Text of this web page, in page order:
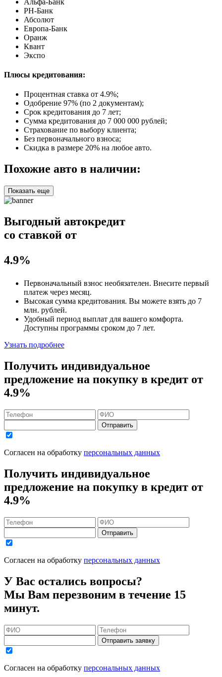
Альфа-Банк
РН-Банк
Абсолют
Европа-Банк
Оранж
Квант
Экспо
Плюсы кредитования:
Процентная ставка от 4.9%;
Одобрение 97% (по 2 документам);
Срок кредитования до 7 лет;
Сумма кредитования до 7 000 000 рублей;
Страхование по выбору клиента;
Без первоначального взноса;
Скидка в размере 20% на любое авто.
Похожие авто в наличии:
Показать еще
Выгодный автокредит
со ставкой от
4.9%
Первоначальный взнос необязателен. Внесите первый
платеж через месяц.
Высокая сумма кредитования. Вы можете взять до 7
млн. рублей.
Удобный период выплат для вашего комфорта.
Доступны программы сроком до 7 лет.
Узнать подробнее
Получить индивидуальное
предложение на покупку в кредит от
4.9%
Отправить
Согласен на обработку персональных данных
Получить индивидуальное
предложение на покупку в кредит от
4.9%
Отправить
Согласен на обработку персональных данных
У Вас остались вопросы?
Мы Вам перезвоним в течение 15
минут.
Отправить заявку
Согласен на обработку персональных данных